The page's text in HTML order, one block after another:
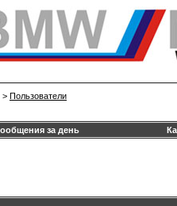
> Пользователи
за день